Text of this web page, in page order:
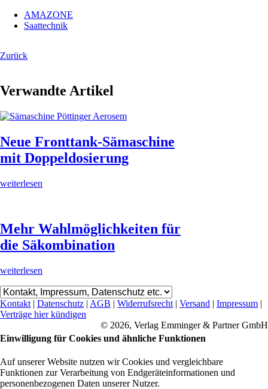
AMAZONE
Saattechnik
Zurück
Verwandte Artikel
Neue Fronttank-Sämaschine
mit Doppeldosierung
weiterlesen
Mehr Wahlmöglichkeiten für
die Säkombination
weiterlesen
Kontakt| Datenschutz | AGB | Widerrufsrecht| Versand | Impressum |
Verträge hier kündigen
© 2026, Verlag Emminger & Partner GmbH
Einwilligung für Cookies und ähnliche Funktionen
Auf unserer Website nutzen wir Cookies und vergleichbare
Funktionen zur Verarbeitung von Endgeräteinformationen und
personenbezogenen Daten unserer Nutzer.